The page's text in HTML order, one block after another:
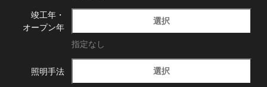
竣工年・
オープン年
選択
指定なし
照明手法 選択